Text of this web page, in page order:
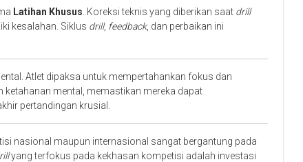
Latihan Khusus . Koreksi teknis yang diberikan saat drill
kesalahan. Siklus drill, feedback, dan perbaikan ini
Atlet dipaksa untuk mempertahankan fokus dan
ketahanan mental, memastikan mereka dapat
pertandingan krusial.
nasional maupun internasional sangat bergantung pada
yang terfokus pada kekhasan kompetisi adalah investasi